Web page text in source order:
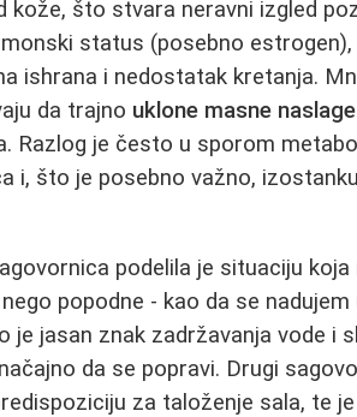
kože, što stvara neravni izgled
status (posebno
ishrana i nedostatak kretanja.
da trajno uklone masne naslage
Razlog je često u sporom
i, što je posebno važno,
podelila je situaciju
popodne - kao da se
je jasan znak zadržavanja vode i
da se popravi. Drugi
za taloženje sala, te